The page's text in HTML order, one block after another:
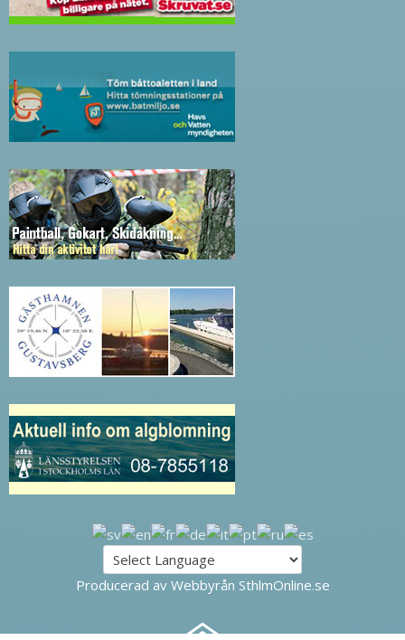
Producerad av Webbyrån SthlmOnline.se